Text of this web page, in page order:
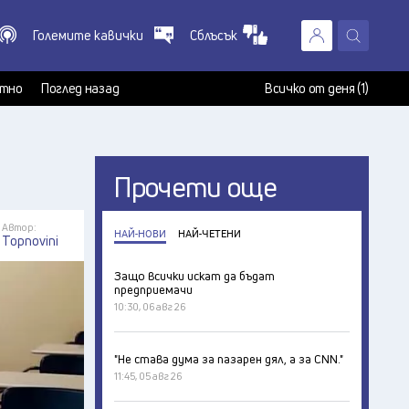
X
Големите кавички Сблъсък
Поглед назад Всичко от деня (1)
Автор:
Topnovini
Прочети още
НАЙ-НОВИ НАЙ-ЧЕТЕНИ
Защо всички искат да бъдат
предприемачи
10:30, 06 авг 26
"Не става дума за пазарен дял, а за CNN."
11:45, 05 авг 26